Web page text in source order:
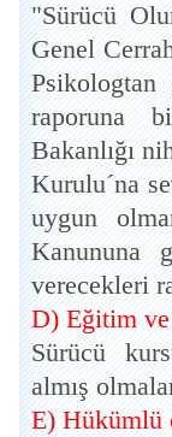
"Sürücü
Genel
Psikologtan
raporuna
Bakanlığı
Kurulu´na
uygun
Kanununa
verecekleri
D) Eğitim ve
Sürücü
almış
E) Hükümlü